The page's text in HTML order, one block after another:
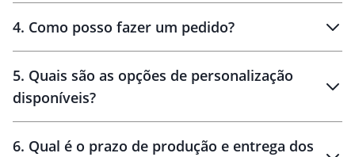
personalizados
brinde
personalização
4. Como posso fazer um pedido?
amostra virtual
5. Quais são as opções de personalização
disponíveis?
6. Qual é o prazo de produção e entrega dos